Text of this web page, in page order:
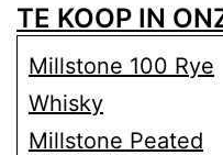
TE KOOP IN
Millstone 100 Rye
Whisky
Millstone Peated